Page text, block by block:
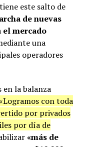
este salto de
de nuevas
el mercado
una
operadores
la balanza
con toda
por privados
por día de
«más de